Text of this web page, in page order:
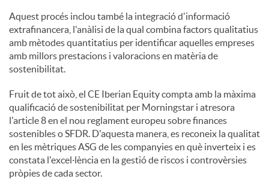
t
s
Aquest procés inclou també la integració d'informació
extrafinancera, l'anàlisi de la qual combina factors qualitatius
amb mètodes quantitatius per identificar aquelles empreses
amb millors prestacions i valoracions en matèria de
sostenibilitat.
Fruit de tot això, el CE Iberian Equity compta amb la màxima
qualificació de sostenibilitat per Morningstar i atresora
l'article 8 en el nou reglament europeu sobre finances
sostenibles o SFDR. D'aquesta manera, es reconeix la qualitat
en les mètriques ASG de les companyies en què inverteix i es
constata l'excel·lència en la gestió de riscos i controvèrsies
pròpies de cada sector.